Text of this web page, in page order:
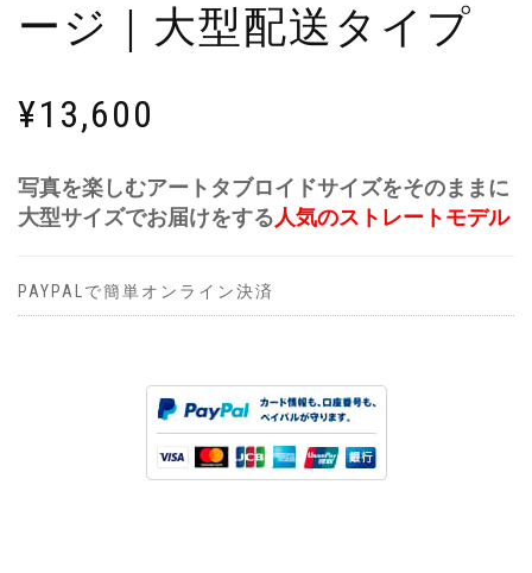
ージ｜大型配送タイプ
¥13,600
写真を楽しむアートタブロイドサイズをそのままに
大型サイズでお届けをする人気のストレートモデル
PAYPALで簡単オンライン決済